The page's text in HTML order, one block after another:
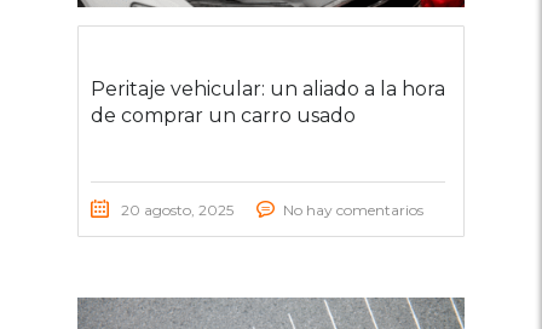
Peritaje vehicular: un aliado a la hora
de comprar un carro usado
20 agosto, 2025 No hay comentarios